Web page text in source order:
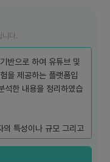
니다.
반으로 하여 유튜브 및
을 제공하는 플랫폼입
석한 내용을 정리하였습
특성이나 규모 그리고